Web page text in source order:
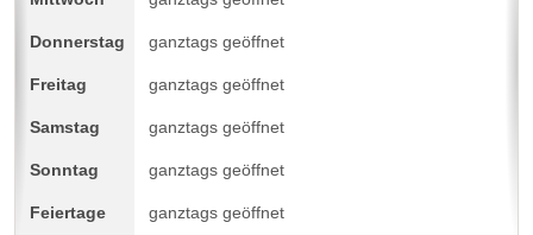
ganztags geöffnet
ganztags geöffnet
ganztags geöffnet
ganztags geöffnet
ganztags geöffnet